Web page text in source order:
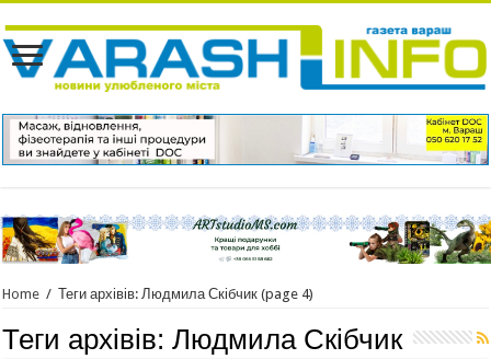
Home / Теги архівів: Людмила Скібчик (page 4)
Теги архівів:Людмила Скібчик